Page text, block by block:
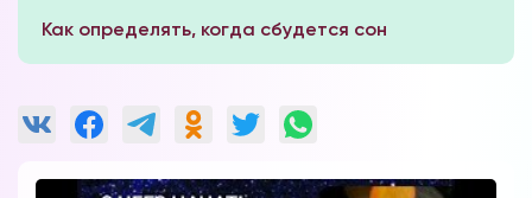
Как определять, когда сбудется сон